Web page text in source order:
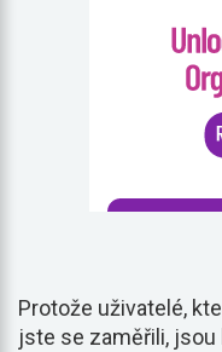
Protože uživatelé,
jste se zaměřili, jsou